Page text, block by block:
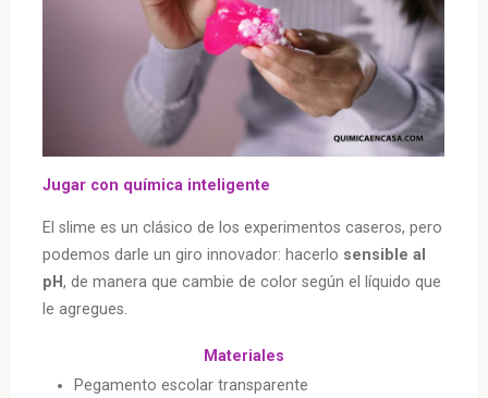
Jugar con química inteligente
El slime es un clásico de los experimentos caseros, pero
podemos darle un giro innovador: hacerlo sensible al
pH, de manera que cambie de color según el líquido que
le agregues.
Materiales
Pegamento escolar transparente